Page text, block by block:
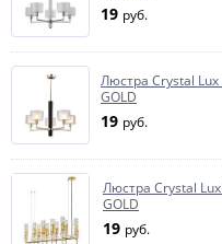
19 руб.
Люстра Crystal Lux
GOLD
19 руб.
Люстра Crystal Lux
GOLD
19 руб.